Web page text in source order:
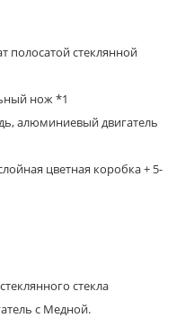
полосатой стеклянной
нож *1
алюминиевый двигатель
цветная коробка + 5-
стекла
с Медной.